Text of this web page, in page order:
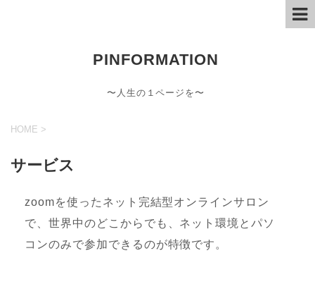
PINFORMATION
〜人生の１ページを〜
HOME >
サービス
zoomを使ったネット完結型オンラインサロン
で、世界中のどこからでも、ネット環境とパソ
コンのみで参加できるのが特徴です。